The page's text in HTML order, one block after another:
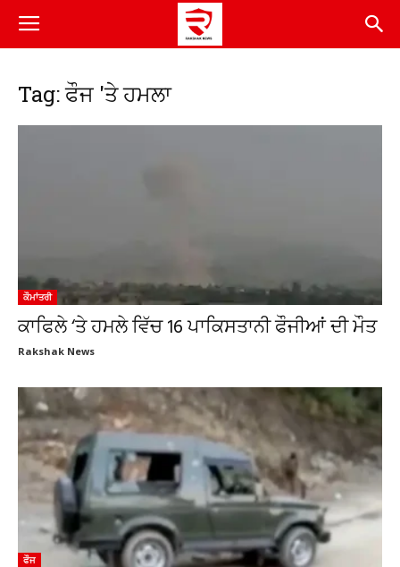
Tag: ਫੌਜ 'ਤੇ ਹਮਲਾ
ਕੌਮਾਂਤਰੀ
ਕਾਫਿਲੇ ‘ਤੇ ਹਮਲੇ ਵਿੱਚ 16 ਪਾਕਿਸਤਾਨੀ ਫੌਜੀਆਂ ਦੀ ਮੌਤ
Rakshak News
ਫੌਜ